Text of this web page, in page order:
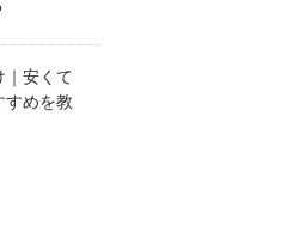
｜安くて
すめを教